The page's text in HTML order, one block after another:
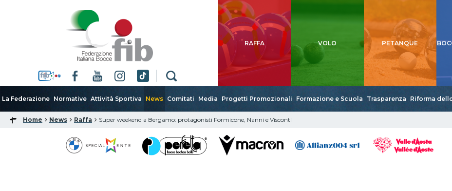
RAFFA VOLO PETANQUE
La Federazione Normative Attività Sportiva News Comitati Media Progetti Promozionali Formazione e Scuola Trasparenza Riforma
Home News Raffa Super weekend a Bergamo: protagonisti Formicone, Nanni e Visconti